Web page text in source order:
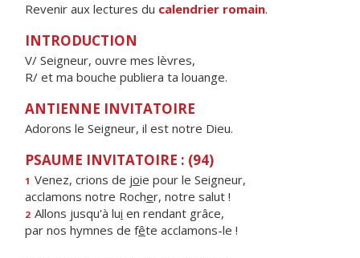
Revenir aux lectures du calendrier romain.
INTRODUCTION
V/ Seigneur, ouvre mes lèvres,
R/ et ma bouche publiera ta louange.
ANTIENNE INVITATOIRE
Adorons le Seigneur, il est notre Dieu.
PSAUME INVITATOIRE : (94)
1 Venez, crions de joie pour le Seigneur,
acclamons notre Rocher, notre salut !
2 Allons jusqu'à lui en rendant grâce,
par nos hymnes de fête acclamons-le !